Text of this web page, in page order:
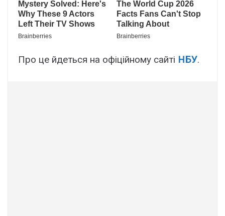
Про це йдеться на офіційному сайті НБУ.